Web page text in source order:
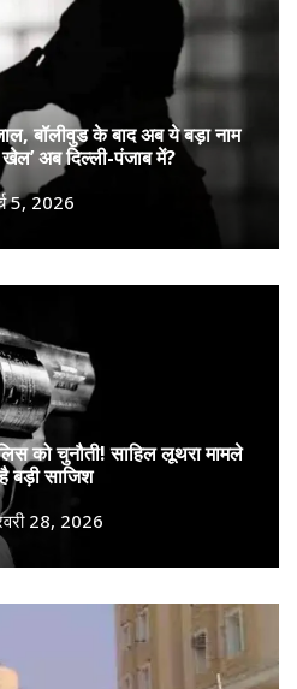
बॉलीवुड के बाद अब ये बड़ा नाम
खेल’ अब दिल्ली-पंजाब में?
5, 2026
को चुनौती! साहिल लूथरा मामले
बड़ी साजिश
28, 2026